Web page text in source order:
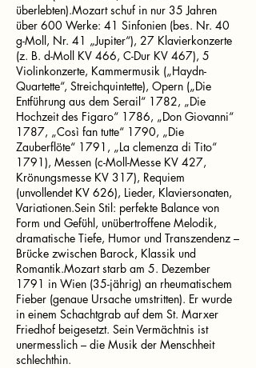
überlebten).Mozart schuf in nur 35 Jahren
über 600 Werke: 41 Sinfonien (bes. Nr. 40
g-Moll, Nr. 41 „Jupiter“), 27 Klavierkonzerte
(z. B. d-Moll KV 466, C-Dur KV 467), 5
Violinkonzerte, Kammermusik („Haydn-
Quartette“, Streichquintette), Opern („Die
Entführung aus dem Serail“ 1782, „Die
Hochzeit des Figaro“ 1786, „Don Giovanni“
1787, „Così fan tutte“ 1790, „Die
Zauberflöte“ 1791, „La clemenza di Tito“
1791), Messen (c-Moll-Messe KV 427,
Krönungsmesse KV 317), Requiem
(unvollendet KV 626), Lieder, Klaviersonaten,
Variationen.Sein Stil: perfekte Balance von
Form und Gefühl, unübertroffene Melodik,
dramatische Tiefe, Humor und Transzendenz –
Brücke zwischen Barock, Klassik und
Romantik.Mozart starb am 5. Dezember
1791 in Wien (35-jährig) an rheumatischem
Fieber (genaue Ursache umstritten). Er wurde
in einem Schachtgrab auf dem St. Marxer
Friedhof beigesetzt. Sein Vermächtnis ist
unermesslich – die Musik der Menschheit
schlechthin.